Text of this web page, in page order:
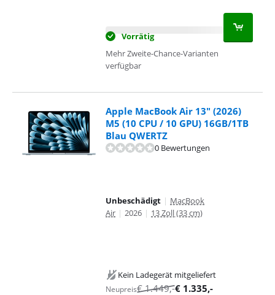
Vorrätig
Mehr Zweite-Chance-Varianten
verfügbar
Apple MacBook Air 13" (2026)
M5 (10 CPU / 10 GPU) 16GB/1TB
Blau QWERTZ
0 Bewertungen
Unbeschädigt | MacBook
Air | 2026 | 13 Zoll (33 cm)
Kein Ladegerät mitgeliefert
Neupreis€1.449,-€ 1.335,-